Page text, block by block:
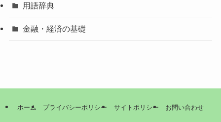
用語辞典
金融・経済の基礎
ホーム プライバシーポリシー サイトポリシー お問い合わせ